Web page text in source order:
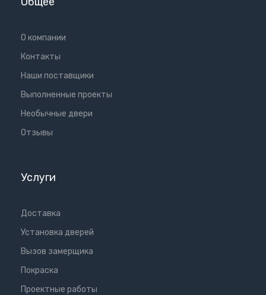
О компании
Контакты
Наши поставщики
Выполненные проекты
Необычные двери
Отзывы
Услуги
Доставка
Установка дверей
Вызов замерщика
Покраска
Проектные работы